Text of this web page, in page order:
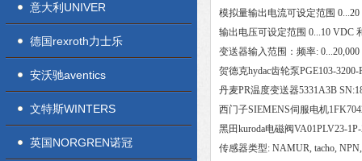
意大利UNIVER
德国rexroth力士乐
安沃驰aventics
文特斯WINTERS
英国NORGREN诺冠
模拟量输出电流可设定范围 0...20
输出电压可设定范围 0...10 VDC
变送器输入范围：频率: 0...20,000
贺德克hydac齿轮泵PGE103-
丹麦PR温度变送器5331A3B
西门子SIEMENS伺服电机
黑田kuroda电磁阀VA01PLV23-
传感器类型: NAMUR, tacho,